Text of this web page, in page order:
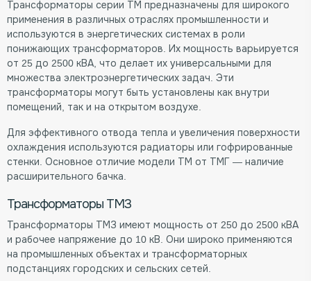
Трансформаторы серии ТМ предназначены для широкого
применения в различных отраслях промышленности и
используются в энергетических системах в роли
понижающих трансформаторов. Их мощность варьируется
от 25 до 2500 кВА, что делает их универсальными для
множества электроэнергетических задач. Эти
трансформаторы могут быть установлены как внутри
помещений, так и на открытом воздухе.
Для эффективного отвода тепла и увеличения поверхности
охлаждения используются радиаторы или гофрированные
стенки. Основное отличие модели ТМ от ТМГ — наличие
расширительного бачка.
Трансформаторы ТМЗ
Трансформаторы ТМЗ имеют мощность от 250 до 2500 кВА
и рабочее напряжение до 10 кВ. Они широко применяются
на промышленных объектах и трансформаторных
подстанциях городских и сельских сетей.